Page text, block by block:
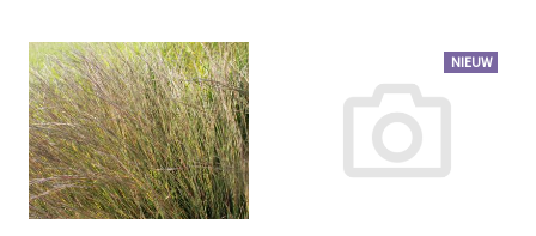
NIEUW